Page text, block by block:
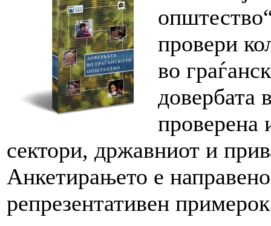
провери
во
довербата
проверена
сектори, државниот и
Анкетирањето е
репрезентативен